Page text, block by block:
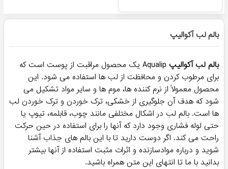
بالم لب آکوالیپ
بالم لب آکوالیپ
Aqualip یک محصول مراقبت از پوست است که
برای مرطوب کردن و محافظت از لب ها استفاده می شود. این
محصول معمولاً از نرم کننده ها، موم ها و سایر مواد تشکیل می
شود که هدف آن جلوگیری از خشکی، ترک خوردن و ترک خوردن لب
ها است. بالم لب در اشکال مختلفی مانند چوب، قابلمه، تیوپ یا
حتی لوله فشاری وجود دارد که آنها را برای استفاده در حین حرکت
راحت می کند. اگر دوست دارید تا با این بالم های جذاب آشنا
شوید و درباره موادسازنده و اثرات مثبت استفاده از آنها بیشتر
بدانید با ما تا انتهای این متن همراه باشید.